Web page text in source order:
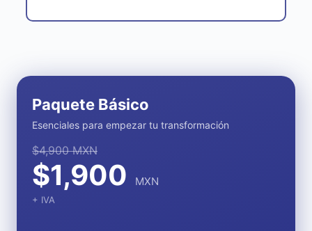
Paquete Básico
Esenciales para empezar tu transformación
$4,900 MXN
$1,900 MXN
+ IVA